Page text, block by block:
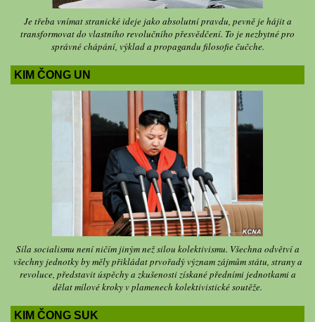
Je třeba vnímat stranické ideje jako absolutní pravdu, pevně je hájit a
transformovat do vlastního revolučního přesvědčení. To je nezbytné pro
správné chápání, výklad a propagandu filosofie čučche.
KIM ČONG UN
Síla socialismu není ničím jiným než silou kolektivismu. Všechna odvětví a
všechny jednotky by měly přikládat prvořadý význam zájmům státu, strany a
revoluce, představit úspěchy a zkušenosti získané předními jednotkami a
dělat mílové kroky v plamenech kolektivistické soutěže.
KIM ČONG SUK